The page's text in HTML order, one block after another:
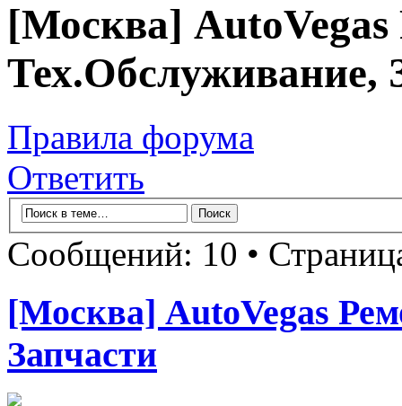
[Москва]
Тех.Обслуживание,
Правила форума
Ответить
Сообщений: 10 •
[Москва] AutoVegas
Запчасти